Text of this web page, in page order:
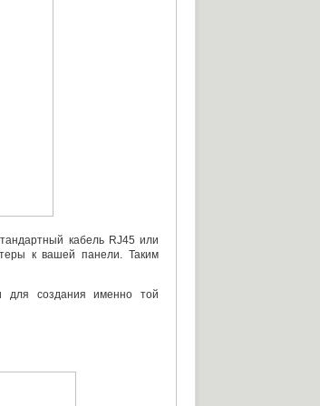
кабель RJ45 или
к вашей панели. Таким
для создания именно той